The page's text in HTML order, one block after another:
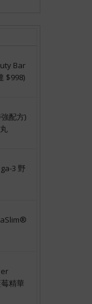
Bar
$998)
配方)
3 野
精華